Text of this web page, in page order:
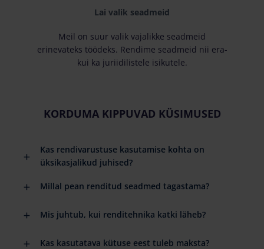
Lai valik seadmeid
Meil on suur valik vajalikke seadmeid
erinevateks töödeks. Rendime seadmeid nii era-
kui ka juriidilistele isikutele.
KORDUMA KIPPUVAD KÜSIMUSED
Kas rendivarustuse kasutamise kohta on
üksikasjalikud juhised?
Millal pean renditud seadmed tagastama?
Mis juhtub, kui renditehnika katki läheb?
Kas kasutatava kütuse eest tuleb maksta?